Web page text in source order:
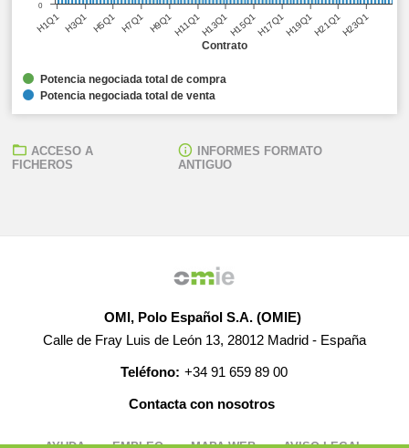
Contrato
H1Q1 H3Q1 H5Q1 H7Q1 H9Q1H11Q1H13Q1H15Q1H17Q1H19Q1H21Q1H23Q1
0
Potencia negociada total de compra
Potencia negociada total de venta
ACCESO A
FICHEROS
INFORMES FORMATO
ANTIGUO
OMI, Polo Español S.A. (OMIE)
Calle de Fray Luis de León 13, 28012 Madrid - España
Teléfono: +34 91 659 89 00
Contacta con nosotros